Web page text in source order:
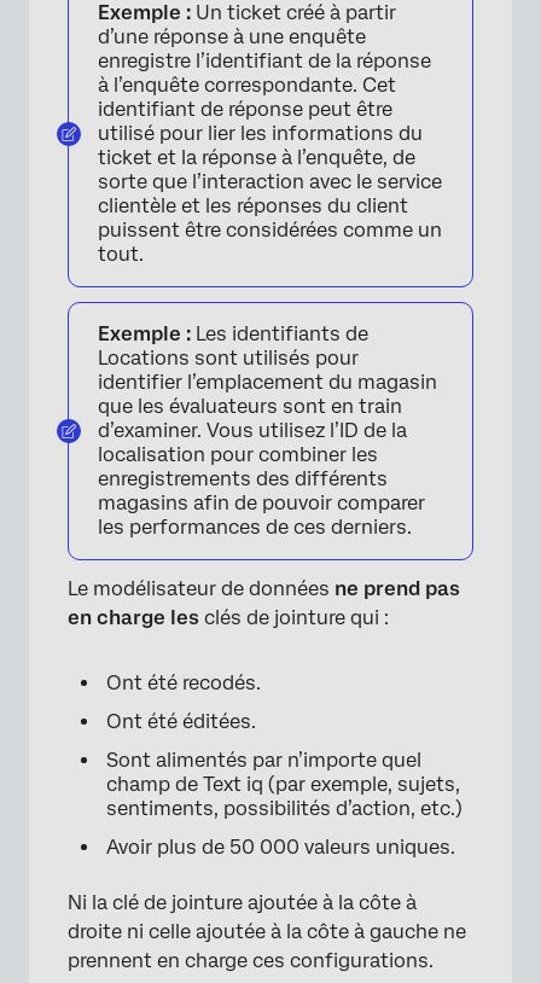
Exemple : Un ticket créé à partir
d’une réponse à une enquête
enregistre l’identifiant de la réponse
à l’enquête correspondante. Cet
identifiant de réponse peut être
utilisé pour lier les informations du
ticket et la réponse à l’enquête, de
sorte que l’interaction avec le service
clientèle et les réponses du client
puissent être considérées comme un
tout.
Exemple : Les identifiants de
Locations sont utilisés pour
identifier l’emplacement du magasin
que les évaluateurs sont en train
d’examiner. Vous utilisez l’ID de la
localisation pour combiner les
enregistrements des différents
magasins afin de pouvoir comparer
les performances de ces derniers.
Le modélisateur de données ne prend pas
en charge les clés de jointure qui :
Ont été recodés.
Ont été éditées.
Sont alimentés par n’importe quel
champ de Text iq (par exemple, sujets,
sentiments, possibilités d’action, etc.)
Avoir plus de 50 000 valeurs uniques.
Ni la clé de jointure ajoutée à la côte à
droite ni celle ajoutée à la côte à gauche ne
prennent en charge ces configurations.